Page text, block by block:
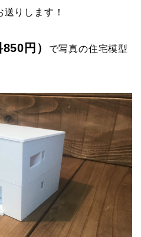
りします！
円）
で写真の住宅模型